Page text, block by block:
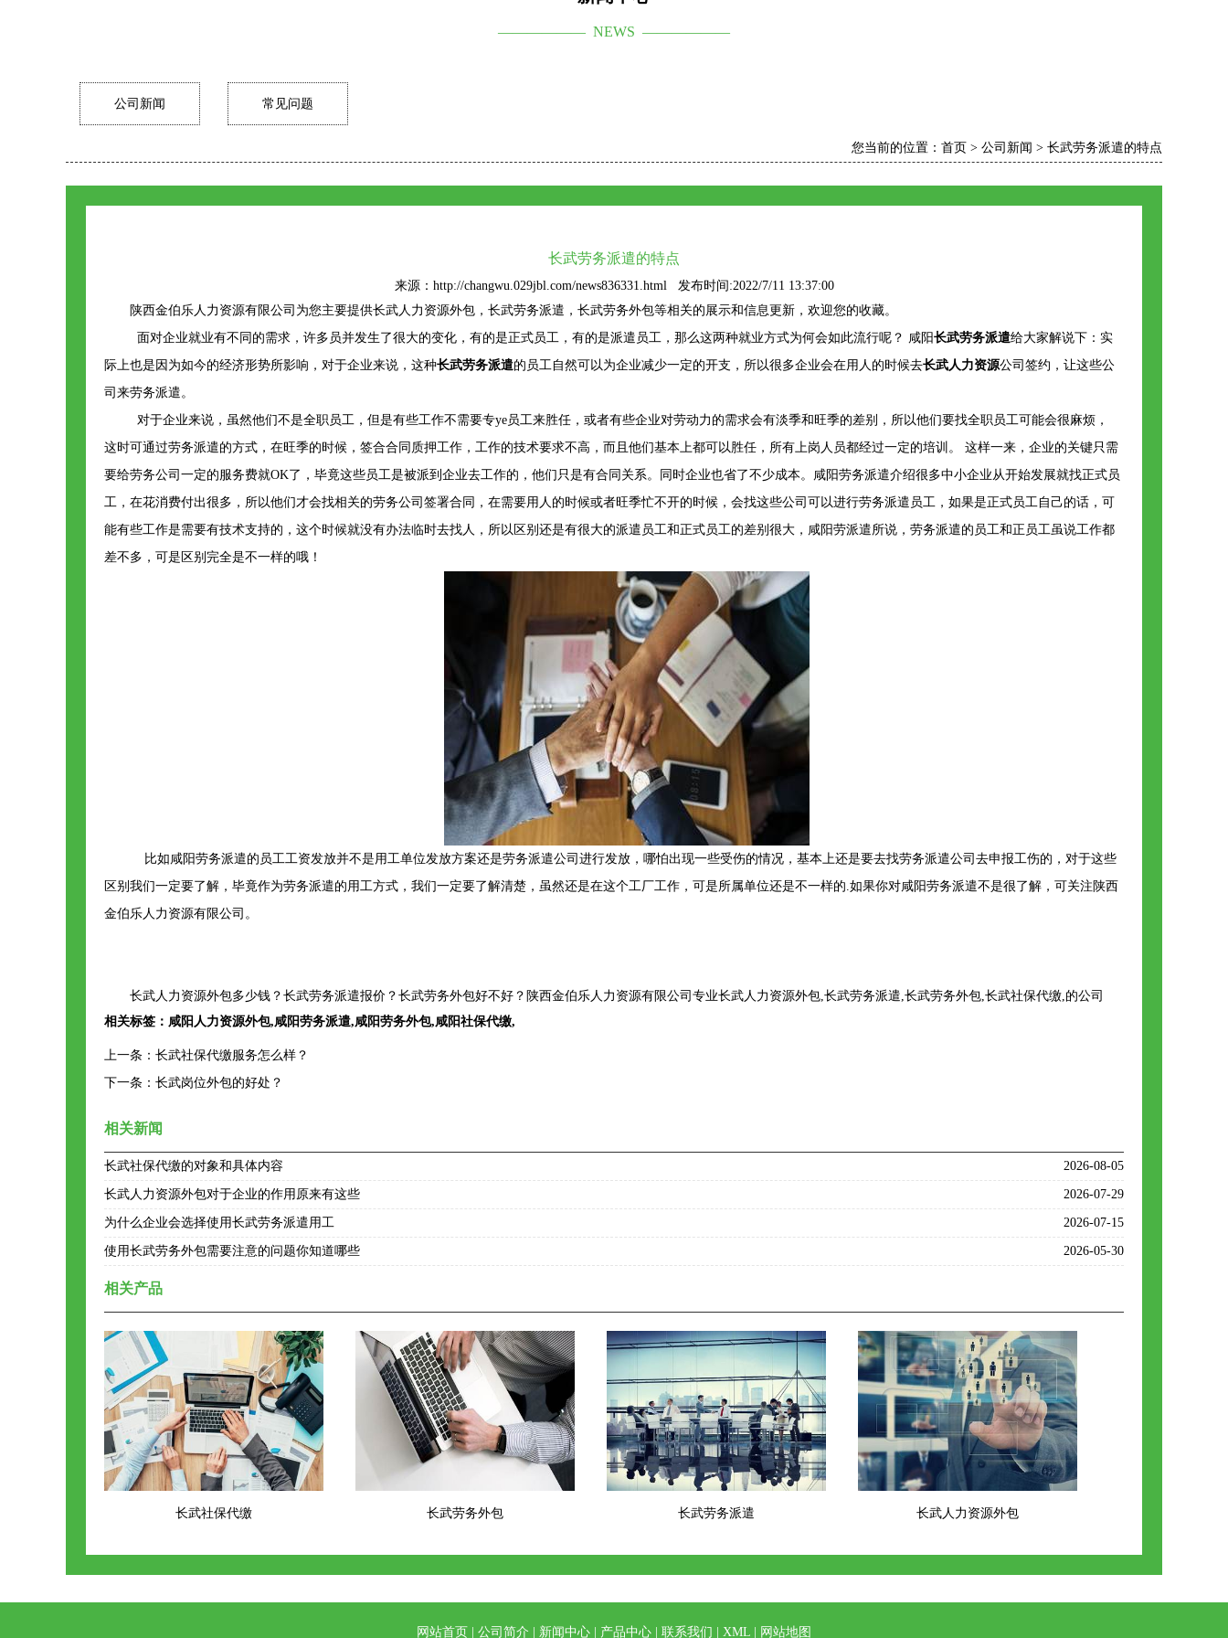
—————— NEWS ——————
公司新闻 常见问题
您当前的位置： 首页 > 公司新闻 > 长武劳务派遣的特点
长武劳务派遣的特点
来源：http://changwu.029jbl.com/news836331.html 发布时间:2022/7/11 13:37:00
陕西金伯乐人力资源有限公司为您主要提供长武人力资源外包 ，长武劳务派遣，长武劳务外包等相关的展示和信息更新，欢迎您的收藏。
面对企业就业有不同的需求，许多员并发生了很大的变化，有的是正式员工，有的是派遣员工，那么这两种就业方式为何会如此流行呢？ 咸阳长武劳务派遣给大家解说下：实
际上也是因为如今的经济形势所影响，对于企业来说，这种长武劳务派遣的员工自然可以为企业减少一定的开支，所以很多企业会在用人的时候去长武人力资源公司签约，让这些公
司来劳务派遣。
对于企业来说，虽然他们不是全职员工，但是有些工作不需要专ye员工来胜任，或者有些企业对劳动力的需求会有淡季和旺季的差别，所以他们要找全职员工可能会很麻烦，
这时可通过劳务派遣的方式，在旺季的时候，签合合同质押工作，工作的技术要求不高，而且他们基本上都可以胜任，所有上岗人员都经过一定的培训。 这样一来，企业的关键只需
要给劳务公司一定的服务费就OK了，毕竟这些员工是被派到企业去工作的，他们只是有合同关系。同时企业也省了不少成本。咸阳劳务派遣介绍很多中小企业从开始发展就找正式员
工，在花消费付出很多，所以他们才会找相关的劳务公司签署合同，在需要用人的时候或者旺季忙不开的时候，会找这些公司可以进行劳务派遣员工，如果是正式员工自己的话，可
能有些工作是需要有技术支持的，这个时候就没有办法临时去找人，所以区别还是有很大的派遣员工和正式员工的差别很大，咸阳劳派遣所说，劳务派遣的员工和正员工虽说工作都
差不多，可是区别完全是不一样的哦！
比如咸阳劳务派遣的员工工资发放并不是用工单位发放方案还是劳务派遣公司进行发放，哪怕出现一些受伤的情况，基本上还是要去找劳务派遣公司去申报工伤的，对于这些
区别我们一定要了解，毕竟作为劳务派遣的用工方式，我们一定要了解清楚，虽然还是在这个工厂工作，可是所属单位还是不一样的.如果你对咸阳劳务派遣不是很了解，可关注陕西
金伯乐人力资源有限公司。
长武人力资源外包多少钱？长武劳务派遣报价？长武劳务外包好不好？陕西金伯乐人力资源有限公司专业长武人力资源外包,长武劳务派遣,长武劳务外包,长武社保代缴,的公司
相关标签： 咸阳人力资源外包,咸阳劳务派遣,咸阳劳务外包,咸阳社保代缴,
上一条： 长武社保代缴服务怎么样？
下一条： 长武岗位外包的好处？
相关新闻
长武社保代缴的对象和具体内容 2026-08-05
长武人力资源外包对于企业的作用原来有这些 2026-07-29
为什么企业会选择使用长武劳务派遣用工 2026-07-15
使用长武劳务外包需要注意的问题你知道哪些 2026-05-30
相关产品
长武社保代缴 长武劳务外包 长武劳务派遣 长武人力资源外包
网站首页 公司简介 新闻中心 产品中心 联系我们 XML 网站地图